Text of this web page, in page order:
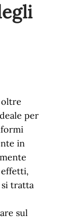
oltre
per
in
tratta
sul